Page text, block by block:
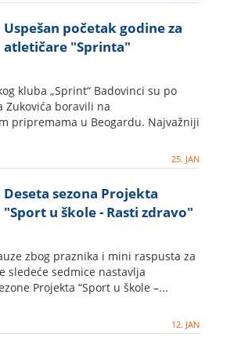
Uspešan početak godine za
atletičare "Sprinta"
kluba „Sprint“ Badovinci su po
Zukovića boravili na
pripremama u Beogardu. Najvažniji
25. JAN
Deseta sezona Projekta
"Sport u škole - Rasti zdravo"
zbog praznika i mini raspusta za
sledeće sedmice nastavlja
Projekta “Sport u škole –...
12. JAN